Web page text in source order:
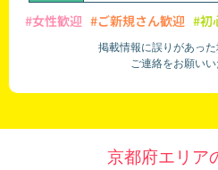
#女性歓迎 #ご新規さん歓迎 #初
掲載情報に誤りがあった
ご連絡をお願いい
京都府エリア